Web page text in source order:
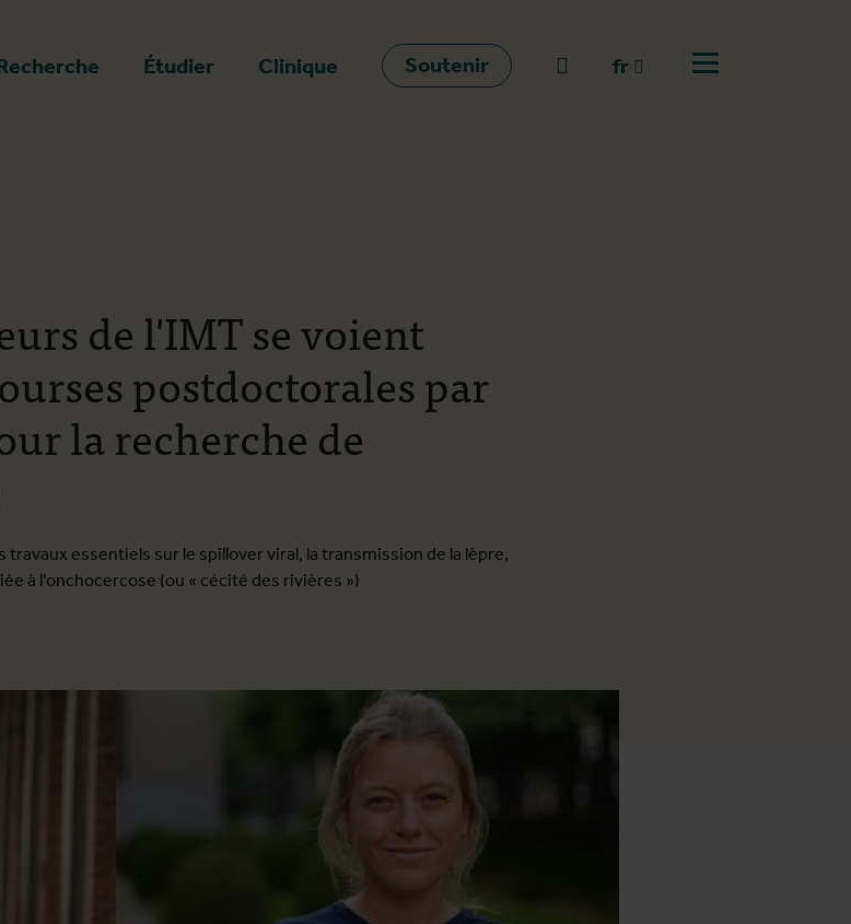
Étudier Clinique Soutenir go to search
fr
Ouvrir le menu
de l'IMT se voient
postdoctorales par
la recherche de
essentiels sur le spillover viral, la transmission de la lèpre,
à l'onchocercose (ou « cécité des rivières »)